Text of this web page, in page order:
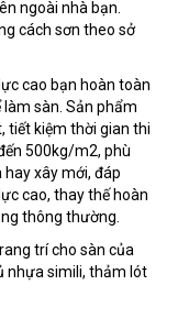
ngoài nhà bạn.
cách sơn theo sở
cao bạn hoàn toàn
sàn. Sản phẩm
tiết kiệm thời gian thi
500kg/m2, phù
xây mới, đáp
cao, thay thế hoàn
thông thường.
trí cho sàn của
nhựa simili, thảm lót